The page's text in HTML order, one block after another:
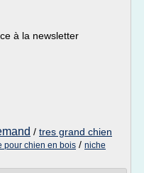
à la newsletter
/ tres grand chien
pour chien en bois / niche